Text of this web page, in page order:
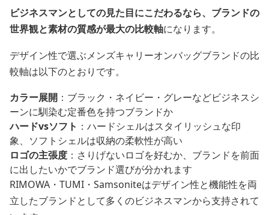
ビジネスマンとしての見た目にこだわるなら、ブランドの
世界観と素材の質感が最大の比較軸になります。
デザイン性で選ぶメンズキャリーオンバッグブランドの比
較軸は以下のとおりです。
カラー展開 ：ブラック・ネイビー・グレーなどビジネスシ
ーンに馴染む定番色を持つブランドか
ハードvsソフト ：ハードシェルはスタイリッシュな印
象、ソフトシェルは収納の柔軟性が高い
ロゴの主張度 ：さりげないロゴを好むか、ブランドを前面
に出したいかでブランド選びが分かれます
RIMOWA・TUMI・Samsoniteはデザイン性と機能性を両
立したブランドとして多くのビジネスマンから支持されて